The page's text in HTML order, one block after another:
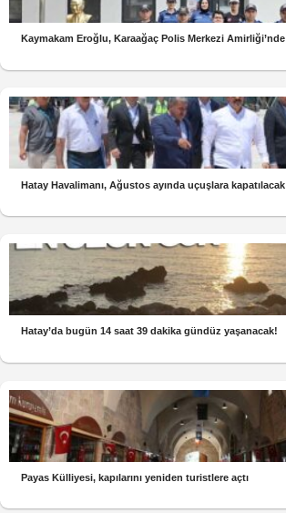
Kaymakam Eroğlu, Karaağaç Polis Merkezi Amirliği’nde
Hatay Havalimanı, Ağustos ayında uçuşlara kapatılacak
Hatay’da bugün 14 saat 39 dakika gündüz yaşanacak!
Payas Külliyesi, kapılarını yeniden turistlere açtı